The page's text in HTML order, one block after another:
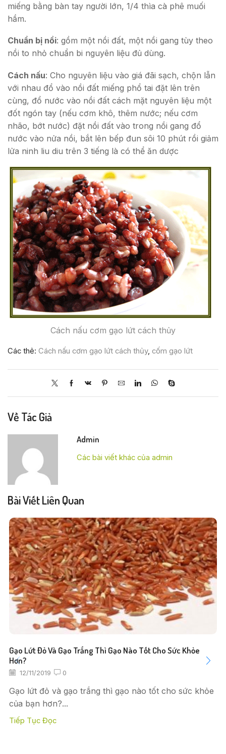
miếng bằng bàn tay người lớn, 1/4 thìa cà phê muối
hầm.
Chuẩn bị nồi: gồm một nồi đất, một nồi gang tùy theo
nồi to nhỏ chuẩn bi nguyên liệu đủ dùng.
Cách nấu: Cho nguyên liệu vào giá đãi sạch, chộn lẫn
với nhau đổ vào nồi đất miếng phổ tai đặt lên trên
cùng, đổ nước vào nồi đất cách mặt nguyên liệu một
đốt ngón tay (nếu cơm khô, thêm nước; nếu cơm
nhão, bớt nước) đặt nồi đất vào trong nồi gang đổ
nước vào nửa nồi, bắt lên bếp đun sôi 10 phút rồi giảm
lửa ninh liu diu trên 3 tiếng là có thể ăn dược
Cách nấu cơm gạo lứt cách thủy
Các thẻ: Cách nấu cơm gạo lứt cách thủy, cốm gạo lứt
Về Tác Giả
Admin
Các bài viết khác của admin
Bài Viết Liên Quan
Gạo Lứt Đỏ Và Gạo Trắng Thì Gạo Nào Tốt Cho Sức Khỏe
Hơn?
12/11/2019 0
Gạo lứt đỏ và gạo trắng thì gạo nào tốt cho sức khỏe
của bạn hơn?...
Tiếp Tục Đọc